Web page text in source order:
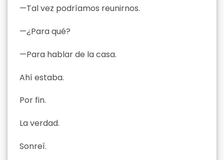
—Tal vez podríamos reunirnos.
—¿Para qué?
—Para hablar de la casa.
Ahí estaba.
Por fin.
La verdad.
Sonreí.